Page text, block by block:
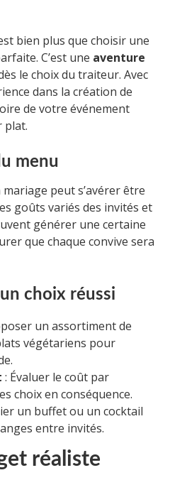
bien plus que choisir une
C’est une aventure
le choix du traiteur. Avec
dans la création de
de votre événement
plat.
menu
peut s’avérer être
goûts variés des invités et
générer une certaine
que chaque convive sera
choix réussi
un assortiment de
végétariens pour
: Évaluer le coût par
choix en conséquence.
un buffet ou un cocktail
entre invités.
réaliste